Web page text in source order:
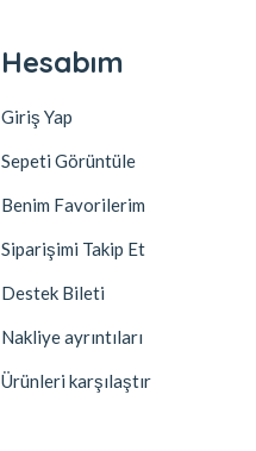
Hesabım
Giriş Yap
Sepeti Görüntüle
Benim Favorilerim
Siparişimi Takip Et
Destek Bileti
Nakliye ayrıntıları
Ürünleri karşılaştır